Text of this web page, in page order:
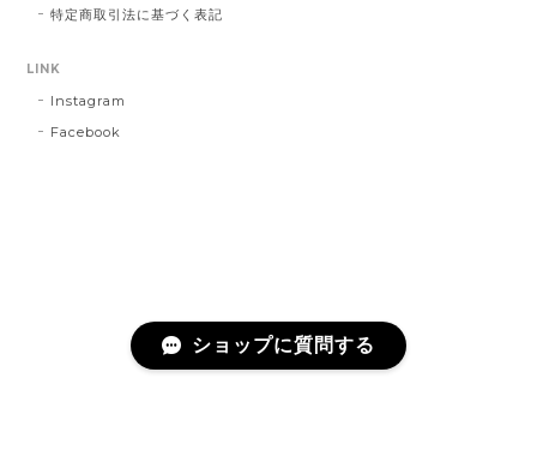
特定商取引法に基づく表記
LINK
Instagram
Facebook
ショップに質問する